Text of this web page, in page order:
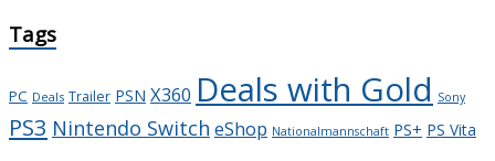
Tags
PC Deals Trailer PSN X360 Deals with Gold Sony
PS3 Nintendo Switch eShop Nationalmannschaft PS+ PS Vita